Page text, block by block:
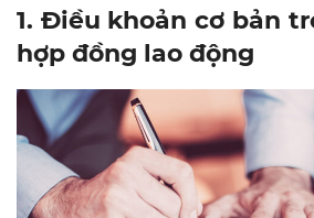
1. Điều khoản cơ bản
hợp đồng lao động